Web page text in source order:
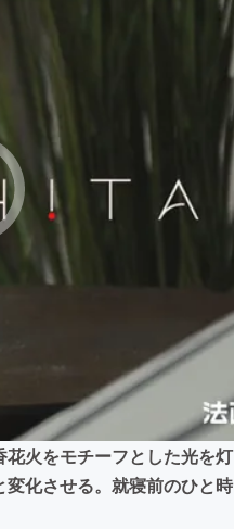
書籍・雑誌出版
チャレンジ
CAMPFIRE for Social
CAMPFIREふるさと
火をモチーフとした光を
化させる。就寝前のひと